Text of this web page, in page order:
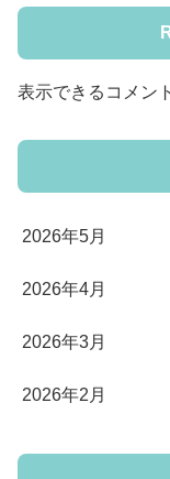
表示できるコメン
2026年5月
2026年4月
2026年3月
2026年2月